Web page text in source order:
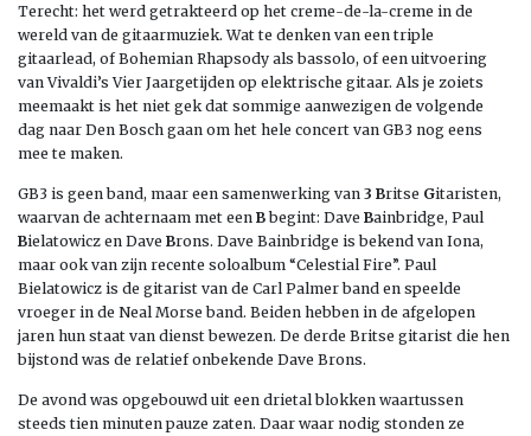
Terecht: het werd getrakteerd op het creme-de-la-creme in de
wereld van de gitaarmuziek. Wat te denken van een triple
gitaarlead, of Bohemian Rhapsody als bassolo, of een uitvoering
van Vivaldi’s Vier Jaargetijden op elektrische gitaar. Als je zoiets
meemaakt is het niet gek dat sommige aanwezigen de volgende
dag naar Den Bosch gaan om het hele concert van GB3 nog eens
mee te maken.
GB3 is geen band, maar een samenwerking van 3 Britse Gitaristen,
waarvan de achternaam met een Bbegint: Dave Bainbridge, Paul
Bielatowicz en Dave Brons. Dave Bainbridge is bekend van Iona,
maar ook van zijn recente soloalbum “Celestial Fire”. Paul
Bielatowicz is de gitarist van de Carl Palmer band en speelde
vroeger in de Neal Morse band. Beiden hebben in de afgelopen
jaren hun staat van dienst bewezen. De derde Britse gitarist die hen
bijstond was de relatief onbekende Dave Brons.
De avond was opgebouwd uit een drietal blokken waartussen
steeds tien minuten pauze zaten. Daar waar nodig stonden ze